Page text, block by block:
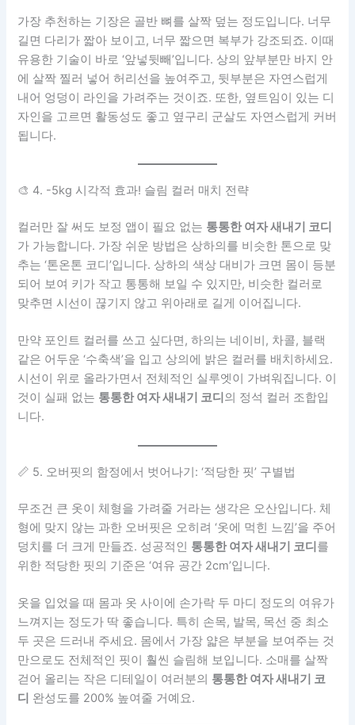
가장 추천하는 기장은 골반 뼈를 살짝 덮는 정도입니다. 너무
길면 다리가 짧아 보이고, 너무 짧으면 복부가 강조되죠. 이때
유용한 기술이 바로 ‘앞넣뒷빼’입니다. 상의 앞부분만 바지 안
에 살짝 찔러 넣어 허리선을 높여주고, 뒷부분은 자연스럽게
내어 엉덩이 라인을 가려주는 것이죠. 또한, 옆트임이 있는 디
자인을 고르면 활동성도 좋고 옆구리 군살도 자연스럽게 커버
됩니다.
🎨 4. -5kg 시각적 효과! 슬림 컬러 매치 전략
컬러만 잘 써도 보정 앱이 필요 없는 통통한 여자 새내기 코디
가 가능합니다. 가장 쉬운 방법은 상하의를 비슷한 톤으로 맞
추는 ‘톤온톤 코디’입니다. 상하의 색상 대비가 크면 몸이 등분
되어 보여 키가 작고 통통해 보일 수 있지만, 비슷한 컬러로
맞추면 시선이 끊기지 않고 위아래로 길게 이어집니다.
만약 포인트 컬러를 쓰고 싶다면, 하의는 네이비, 차콜, 블랙
같은 어두운 ‘수축색’을 입고 상의에 밝은 컬러를 배치하세요.
시선이 위로 올라가면서 전체적인 실루엣이 가벼워집니다. 이
것이 실패 없는 통통한 여자 새내기 코디 의 정석 컬러 조합입
니다.
📏 5. 오버핏의 함정에서 벗어나기: ‘적당한 핏’ 구별법
무조건 큰 옷이 체형을 가려줄 거라는 생각은 오산입니다. 체
형에 맞지 않는 과한 오버핏은 오히려 ‘옷에 먹힌 느낌’을 주어
덩치를 더 크게 만들죠. 성공적인 통통한 여자 새내기 코디 를
위한 적당한 핏의 기준은 ‘여유 공간 2cm’입니다.
옷을 입었을 때 몸과 옷 사이에 손가락 두 마디 정도의 여유가
느껴지는 정도가 딱 좋습니다. 특히 손목, 발목, 목선 중 최소
두 곳은 드러내 주세요. 몸에서 가장 얇은 부분을 보여주는 것
만으로도 전체적인 핏이 훨씬 슬림해 보입니다. 소매를 살짝
걷어 올리는 작은 디테일이 여러분의 통통한 여자 새내기 코
디 완성도를 200% 높여줄 거예요.